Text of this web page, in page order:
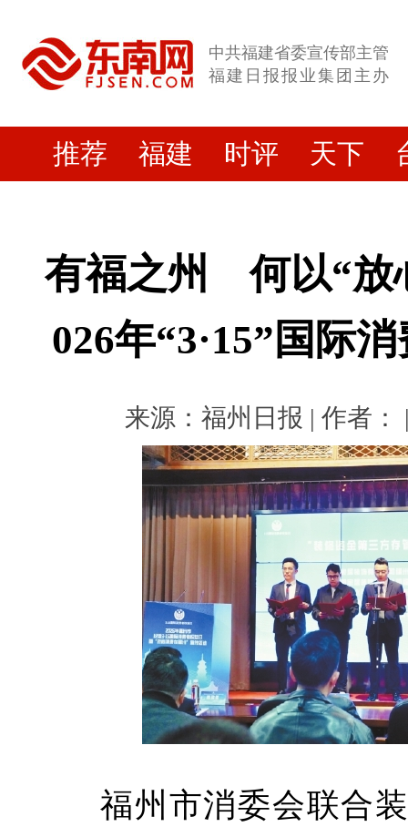
中共福建省委宣传部主管
福建日报报业集团主办
推荐 福建 时评 天下
有福之州 何以“
026年“3·15”国际
来源：福州日报 | 作者：
福州市消委会联合